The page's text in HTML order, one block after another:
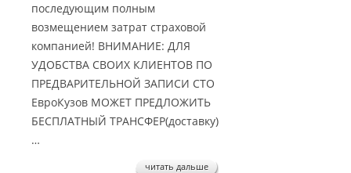
последующим полным
возмещением затрат страховой
компанией! ВНИМАНИЕ: ДЛЯ
УДОБСТВА СВОИХ КЛИЕНТОВ ПО
ПРЕДВАРИТЕЛЬНОЙ ЗАПИСИ СТО
ЕвроКузов МОЖЕТ ПРЕДЛОЖИТЬ
БЕСПЛАТНЫЙ ТРАНСФЕР(доставку)
…
читать дальше